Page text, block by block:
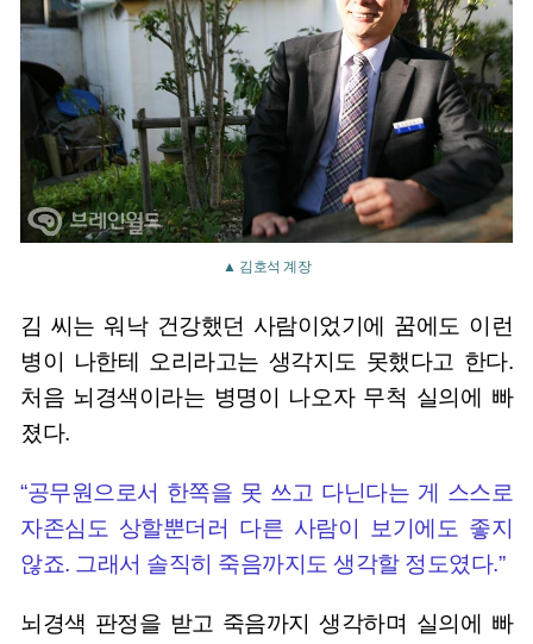
▲ 김호석 계장
김 씨는 워낙 건강했던 사람이었기에 꿈에도 이런
병이 나한테 오리라고는 생각지도 못했다고 한다.
처음 뇌경색이라는 병명이 나오자 무척 실의에 빠
졌다.
“공무원으로서 한쪽을 못 쓰고 다닌다는 게 스스로
자존심도 상할뿐더러 다른 사람이 보기에도 좋지
않죠. 그래서 솔직히 죽음까지도 생각할 정도였다.”
뇌경색 판정을 받고 죽음까지 생각하며 실의에 빠